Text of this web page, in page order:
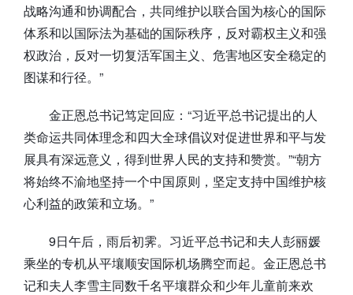
战略沟通和协调配合，共同维护以联合国为核心的国际
体系和以国际法为基础的国际秩序，反对霸权主义和强
权政治，反对一切复活军国主义、危害地区安全稳定的
图谋和行径。”
金正恩总书记笃定回应：“习近平总书记提出的人
类命运共同体理念和四大全球倡议对促进世界和平与发
展具有深远意义，得到世界人民的支持和赞赏。”“朝方
将始终不渝地坚持一个中国原则，坚定支持中国维护核
心利益的政策和立场。”
9日午后，雨后初霁。习近平总书记和夫人彭丽媛
乘坐的专机从平壤顺安国际机场腾空而起。金正恩总书
记和夫人李雪主同数千名平壤群众和少年儿童前来欢